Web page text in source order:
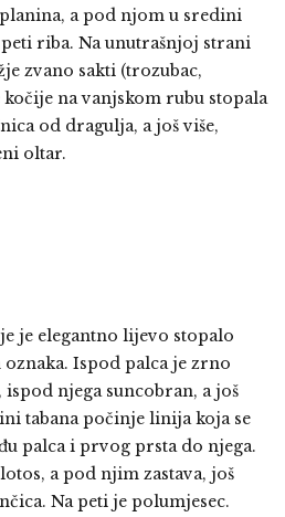
a pod njom u sredini
riba. Na unutrašnjoj strani
zvano sakti (trozubac,
na vanjskom rubu stopala
od dragulja, a još više,
oltar.
je elegantno lijevo stopalo
Ispod palca je zrno
njega suncobran, a još
tabana počinje linija koja se
palca i prvog prsta do njega.
a pod njim zastava, još
Na peti je polumjesec.